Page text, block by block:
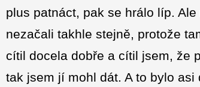
plus patnáct, pak se hrálo líp.
nezačali takhle stejně, protože
cítil docela dobře a cítil jsem, že
tak jsem jí mohl dát. A to bylo